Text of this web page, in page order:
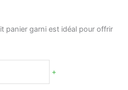
panier garni est idéal pour offrir
+